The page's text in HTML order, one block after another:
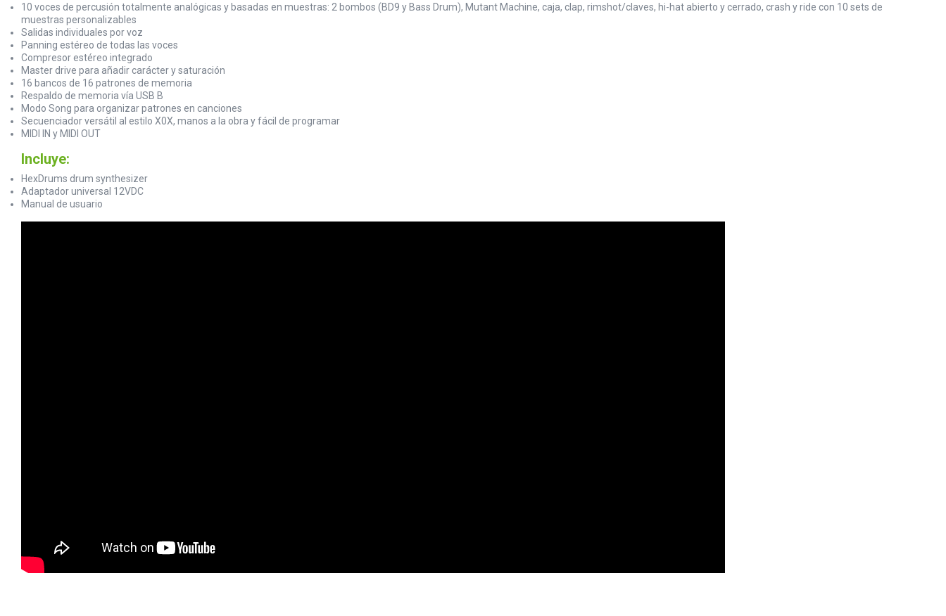
10 voces de percusión totalmente analógicas y basadas en muestras: 2 bombos (BD9 y Bass Drum), Mutant Machine, caja, clap, rimshot/claves, hi-hat abierto y cerrado, crash y ride con 10 sets de
muestras personalizables
Salidas individuales por voz
Panning estéreo de todas las voces
Compresor estéreo integrado
Master drive para añadir carácter y saturación
16 bancos de 16 patrones de memoria
Respaldo de memoria vía USB B
Modo Song para organizar patrones en canciones
Secuenciador versátil al estilo X0X, manos a la obra y fácil de programar
MIDI IN y MIDI OUT
Incluye:
HexDrums drum synthesizer
Adaptador universal 12VDC
Manual de usuario